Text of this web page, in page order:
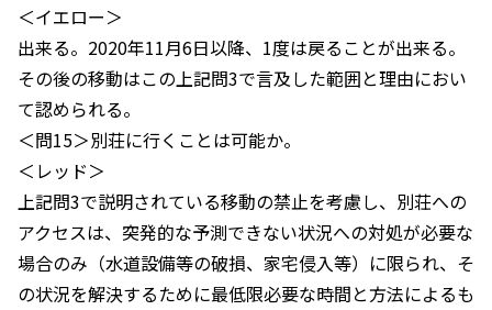
＜イエロー＞
出来る。2020年11月6日以降、1度は戻ることが出来る。
その後の移動はこの上記問3で言及した範囲と理由におい
て認められる。
＜問15＞別荘に行くことは可能か。
＜レッド＞
上記問3で説明されている移動の禁止を考慮し、別荘への
アクセスは、突発的な予測できない状況への対処が必要な
場合のみ（水道設備等の破損、家宅侵入等）に限られ、そ
の状況を解決するために最低限必要な時間と方法によるも